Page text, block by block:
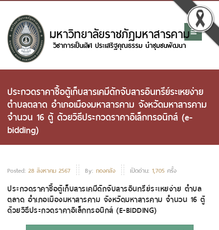
ประกวดราคาซื้อตู้เก็บสารเคมีดักจับสารอินทรีย์ระเหยง่าย
ตำบลตลาด อำเภอเมืองมหาสารคาม จังหวัดมหาสารคาม
จำนวน 16 ตู้ ด้วยวิธีประกวดราคาอิเล็กทรอนิกส์ (e-
bidding)
Posted: 28 สิงหาคม 2567 By: กองคลัง เปิดอ่าน: 1,705 ครั้ง
ประกวดราคาซื้อตู้เก็บสารเคมีดักจับสารอินทรีย์ระเหยง่าย ตำบล
ตลาด อำเภอเมืองมหาสารคาม จังหวัดมหาสารคาม จำนวน 16 ตู้
ด้วยวิธีประกวดราคาอิเล็กทรอนิกส์ (E-BIDDING)